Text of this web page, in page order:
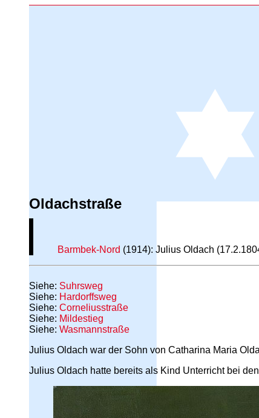
Oldachstraße
Barmbek-Nord (1914): Julius Oldach
Siehe: Suhrsweg
Siehe: Hardorffsweg
Siehe: Corneliusstraße
Siehe: Mildestieg
Siehe: Wasmannstraße
Julius Oldach war der Sohn von Catharina Maria
Julius Oldach hatte bereits als Kind Unterricht bei